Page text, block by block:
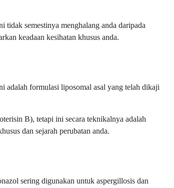
tidak semestinya menghalang anda daripada
keadaan kesihatan khusus anda.
adalah formulasi liposomal asal yang telah dikaji
B), tetapi ini secara teknikalnya adalah
dan sejarah perubatan anda.
sering digunakan untuk aspergillosis dan